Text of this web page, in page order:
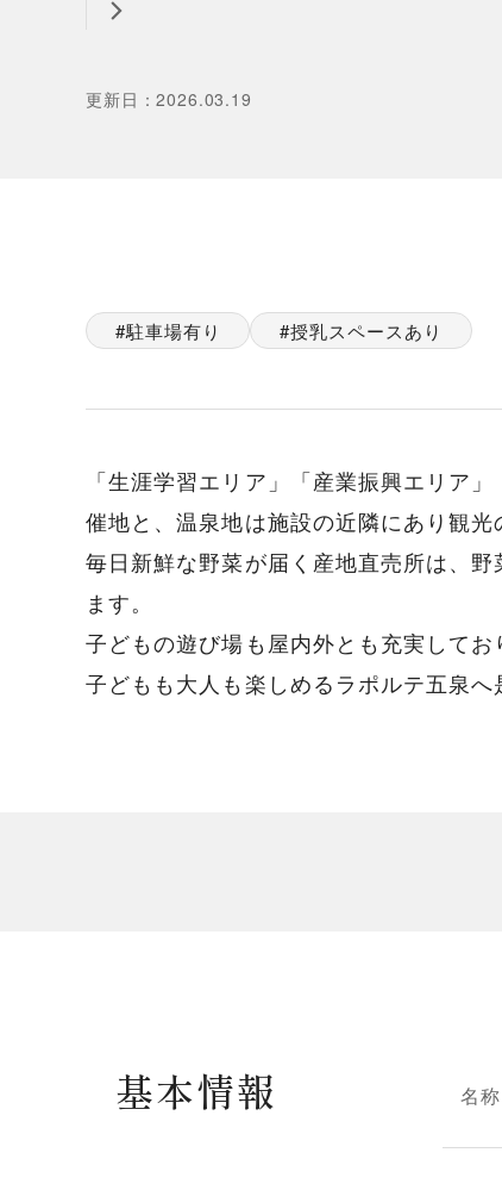
更新日 ：2026.03.19
駐車場有り 授乳スペースあり
「生涯学習エリア」「産業振興エリア
催地と、温泉地は施設の近隣にあり観光
毎日新鮮な野菜が届く産地直売所は、
ます。
子どもの遊び場も屋内外とも充実してお
基本情報 名称